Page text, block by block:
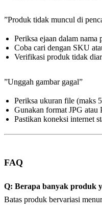
”Produk tidak muncul di
Periksa ejaan dalam nama
Coba cari dengan SKU
Verifikasi produk tidak
”Unggah gambar gagal”
Periksa ukuran file (maks
Gunakan format JPG atau
Pastikan koneksi internet
FAQ
Q: Berapa banyak produk
Batas produk bervariasi